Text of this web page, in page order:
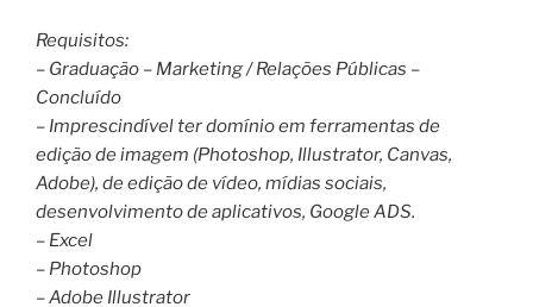
Requisitos:
– Graduação – Marketing / Relações Públicas –
Concluído
– Imprescindível ter domínio em ferramentas de
edição de imagem (Photoshop, Illustrator, Canvas,
Adobe), de edição de vídeo, mídias sociais,
desenvolvimento de aplicativos, Google ADS.
– Excel
– Photoshop
– Adobe Illustrator